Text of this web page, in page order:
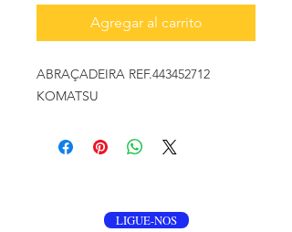
Agregar al carrito
ABRAÇADEIRA REF.443452712
KOMATSU
LIGUE-NOS